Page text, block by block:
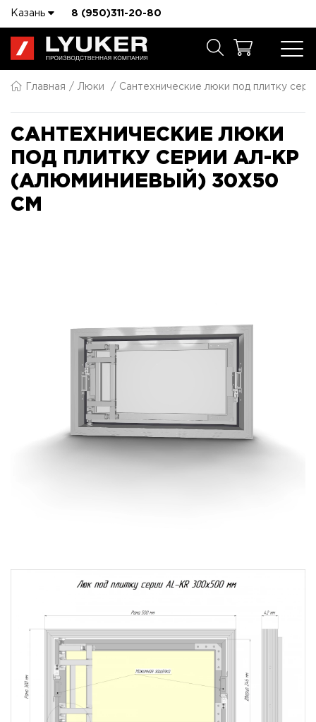
Казань 8 (950)311-20-80
Главная Люки Сантехнические люки под плитку
САНТЕХНИЧЕСКИЕ ЛЮКИ
ПОД ПЛИТКУ СЕРИИ АЛ-КР
(АЛЮМИНИЕВЫЙ) 30X50
СМ